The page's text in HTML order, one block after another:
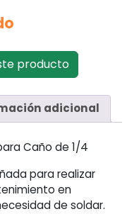
producto
adicional
Caño de 1/4
para realizar
en
de soldar.